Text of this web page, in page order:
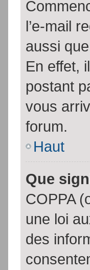
l’e-mail
aussi
En effet,
postant
vous
forum.
Haut
Que
COPPA
une loi
des